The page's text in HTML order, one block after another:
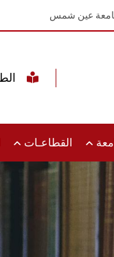
عين شمس
القطاعـات